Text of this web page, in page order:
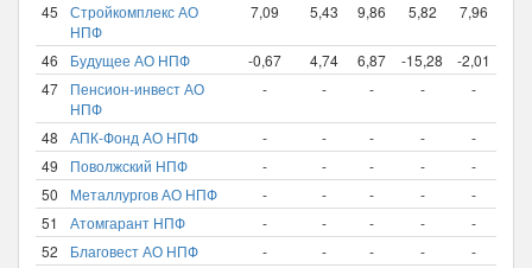
45
Стройкомплекс АО
НПФ
7,09 5,43 9,86 5,82 7,96
46 Будущее АО НПФ -0,67 4,74 6,87 -15,28 -2,01
47
Пенсион-инвест АО
НПФ
- - - - -
48 АПК-Фонд АО НПФ - - - - -
49
Поволжский НПФ - - - - -
50
Металлургов АО НПФ - - - - -
51
Атомгарант НПФ - - - - -
52
Благовест АО НПФ - - - - -